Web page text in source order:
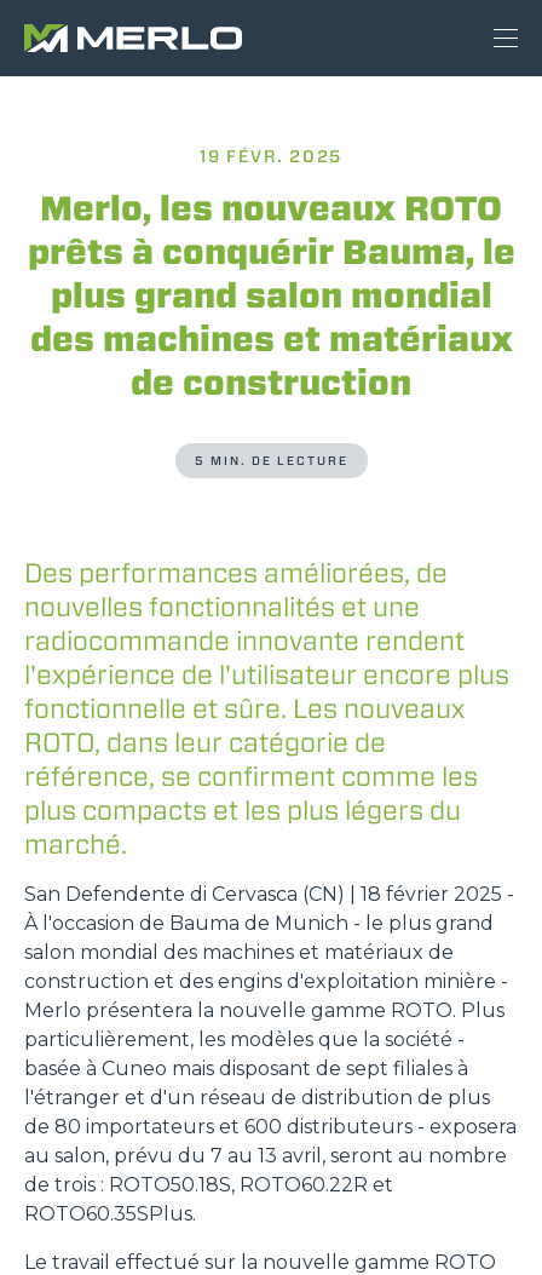
19 FÉVR. 2025
Merlo, les nouveaux ROTO
prêts à conquérir Bauma, le
plus grand salon mondial
des machines et matériaux
de construction
5 MIN. DE LECTURE
Des performances améliorées, de
nouvelles fonctionnalités et une
radiocommande innovante rendent
l'expérience de l'utilisateur encore plus
fonctionnelle et sûre. Les nouveaux
ROTO, dans leur catégorie de
référence, se confirment comme les
plus compacts et les plus légers du
marché.
San Defendente di Cervasca (CN) | 18 février 2025 -
À l'occasion de Bauma de Munich - le plus grand
salon mondial des machines et matériaux de
construction et des engins d'exploitation minière -
Merlo présentera la nouvelle gamme ROTO. Plus
particulièrement, les modèles que la société -
basée à Cuneo mais disposant de sept filiales à
l'étranger et d'un réseau de distribution de plus
de 80 importateurs et 600 distributeurs - exposera
au salon, prévu du 7 au 13 avril, seront au nombre
de trois : ROTO50.18S, ROTO60.22R et
ROTO60.35SPlus.
Le travail effectué sur la nouvelle gamme ROTO